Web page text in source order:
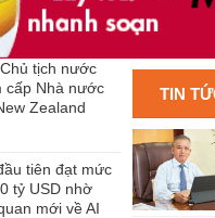
tịch nước
cấp Nhà nước
Zealand
tiên đạt mức
tỷ USD nhờ
mới về AI
TIN